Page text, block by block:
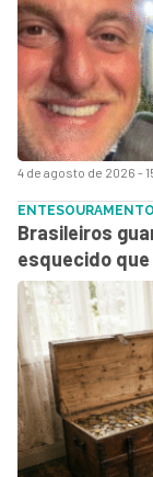
4 de agosto de 2026 -
ENTESOURAMENTO
Brasileiros
esquecido que